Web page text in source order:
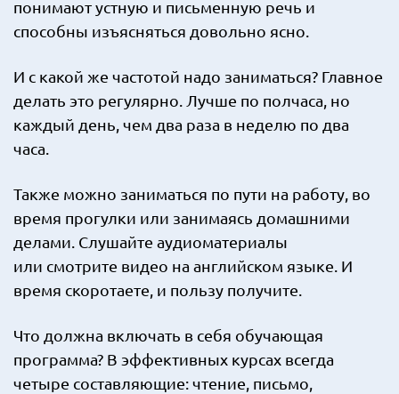
понимают устную и письменную речь и
способны изъясняться довольно ясно.
И с какой же частотой надо заниматься? Главное
делать это регулярно. Лучше по полчаса, но
каждый день, чем два раза в неделю по два
часа.
Также можно заниматься по пути на работу, во
время прогулки или занимаясь домашними
делами. Слушайте аудиоматериалы
или смотрите видео на английском языке. И
время скоротаете, и пользу получите.
Что должна включать в себя обучающая
программа? В эффективных курсах всегда
четыре составляющие: чтение, письмо,